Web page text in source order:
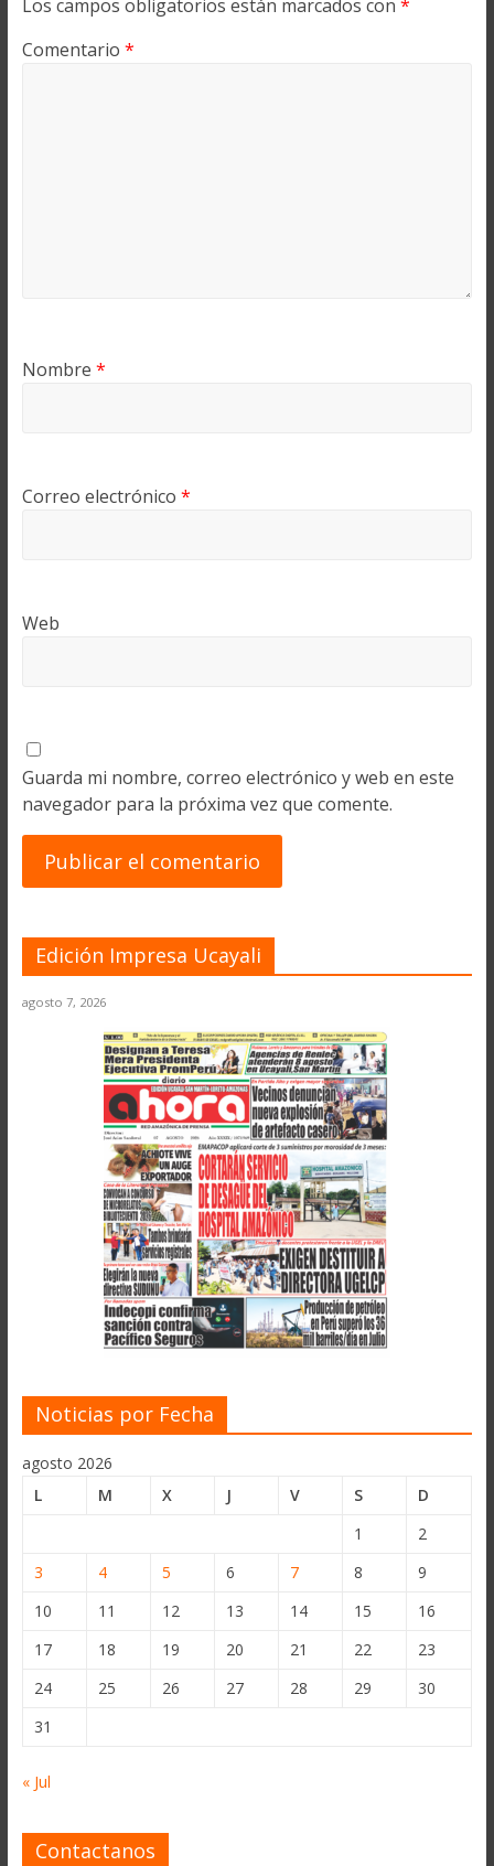
Los campos obligatorios están marcados con *
Comentario *
Nombre *
Correo electrónico *
Web
Guarda mi nombre, correo electrónico y web en este
navegador para la próxima vez que comente.
Edición Impresa Ucayali
agosto 7, 2026
Noticias por Fecha
agosto 2026
L
M X J V S
D
1
2
3
4 5 6 7 8
9
10
11 12 13 14 15
16
17
18 19 20 21 22
23
24
25 26 27 28 29
30
31
« Jul
Contactanos